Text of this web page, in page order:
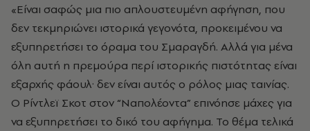
«Είναι σαφώς μια πιο απλουστευμένη αφήγηση, που
δεν τεκμηριώνει ιστορικά γεγονότα, προκειμένου να
εξυπηρετήσει το όραμα του Σμαραγδή. Αλλά για μένα
όλη αυτή η πρεμούρα περί ιστορικής πιστότητας είναι
εξαρχής φάουλ· δεν είναι αυτός ο ρόλος μιας ταινίας.
Ο Ρίντλεϊ Σκοτ στον “Ναπολέοντα” επινόησε μάχες για
να εξυπηρετήσει το δικό του αφήγημα. Το θέμα τελικά